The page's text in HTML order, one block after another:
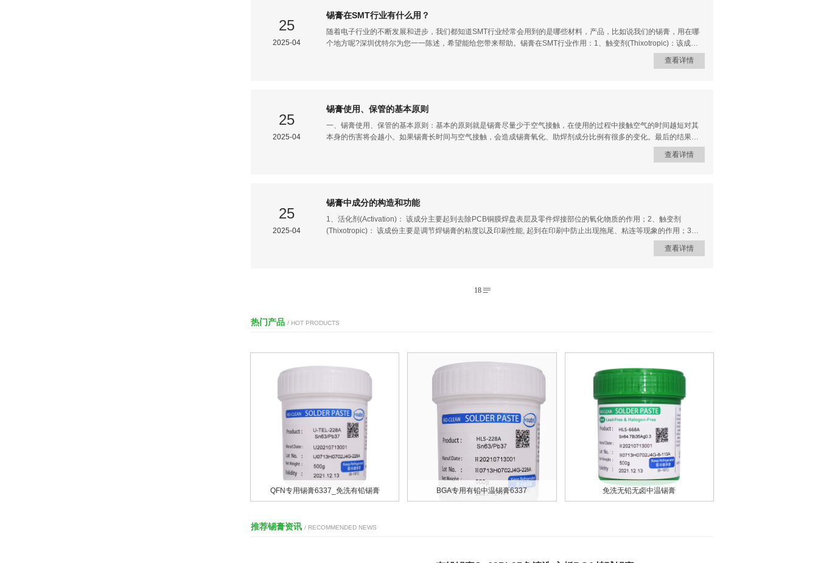
响因素四：模板质量因此模板的参数直接影响着锡膏的印刷质量，如果锡膏的量过多，那就非常容易发生桥接，而如
果量少则会发生焊锡不足或者虚焊的情况。影响因素五：设备精度印刷机的精度直接影响着锡膏印刷质量。例如，有
的印刷机配备有视觉
25
2025-04
锡膏在SMT行业有什么用？
随着电子行业的不断发展和进步，我们都知道SMT行业经常会用到的是哪些材料，产品，比如说我们的锡膏，用在哪
个地方呢?深圳优特尔为您一一陈述，希望能给您带来帮助。锡膏在SMT行业作用：1、触变剂(Thixotropic)：该成份
主要是调节焊锡膏的粘度以及印刷性能,起到在印刷中防止出现拖尾、粘连等现象的作用；2、活化剂(Activation)：该
成分主要起到去除PCB铜膜焊盘表层及零件焊接部位的氧化物质的作用，同时具有降低锡,铅表面张力的功效；3、溶
很平，如果锡膏印刷机本身没有问题，那么这时候所印刷出来的锡膏高度就会与网板的厚度很接近，如果网板与PCB
之间有杂物，或者是焊盘周围的绿油漆高低不平，那么这时
查看详情
25
2025-04
锡膏使用、保管的基本原则
一、锡膏使用、保管的基本原则：基本的原则就是锡膏尽量少于空气接触，在使用的过程中接触空气的时间越短对其
本身的伤害将会越小。如果锡膏长时间与空气接触，会造成锡膏氧化、助焊剂成分比例有很多的变化。最后的结果就
是：锡膏出现硬皮、硬块、难熔，在生产的过程中产生大量的锡球等。二、一瓶焊膏多次使用时的注意事项：1、锡膏
开盖的时间要短当取出足够的喜好后，马上将锡膏的内盖盖好。在使用的过程中不要取一点用一点，频繁开盖使用或
工作台面上等待贴放表贴元件。印刷的过程中不要印印停停。4、已经取出对于锡膏的处理，当班的工作完成以后，剩
下下的锡膏应该马上回收到一个空瓶中，保存的过程中要注意与空气完全隔绝保存。绝对不能把剩下的锡膏放入没有
使用的锡膏
查看详情
25
2025-04
锡膏中成分的构造和功能
1、活化剂(Activation)： 该成分主要起到去除PCB铜膜焊盘表层及零件焊接部位的氧化物质的作用；2、触变剂
(Thixotropic)： 该成份主要是调节焊锡膏的粘度以及印刷性能, 起到在印刷中防止出现拖尾、粘连等现象的作用；3、
树脂(Resins)： 该成份主要起到加大锡膏粘附性，而且有保护和防止焊后PCB再度氧化的作用;该项成分对零件固定起
到很重要的作用；4、溶剂(Solvent)： 该成份是焊剂成份的溶剂，在锡膏的搅拌过程中起调节均匀的作用，对焊锡膏
强。纯锡制造，锡渣少，减少不必要的浪费锡丝是焊锡中的一种产品，锡丝可分为有铅锡丝和无铅锡丝两种，均是用
查看详情
18 
热门产品 / HOT PRODUCTS
QFN专用锡膏6337_免洗有铅锡膏 BGA专用有铅中温锡膏6337 免洗无铅无卤中温锡膏
推荐锡膏资讯 / RECOMMENDED NEWS